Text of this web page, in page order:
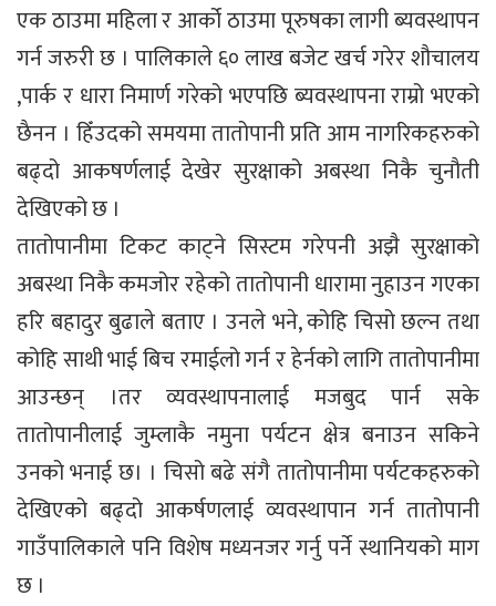
एक ठाउमा महिला र आर्को ठाउमा पूरुषका लागी ब्यवस्थापन
गर्न जरुरी छ । पालिकाले ६० लाख बजेट खर्च गरेर शौचालय
,पार्क र धारा निमार्ण गरेको भएपछि ब्यवस्थापना राम्रो भएको
छैनन । हिँउदको समयमा तातोपानी प्रति आम नागरिकहरुको
बढ्दो आकषर्णलाई देखेर सुरक्षाको अबस्था निकै चुनौती
देखिएको छ ।
तातोपानीमा टिकट काट्ने सिस्टम गरेपनी अझै सुरक्षाको
अबस्था निकै कमजोर रहेको तातोपानी धारामा नुहाउन गएका
हरि बहादुर बुढाले बताए । उनले भने, कोहि चिसो छल्न तथा
कोहि साथी भाई बिच रमाईलो गर्न र हेर्नको लागि तातोपानीमा
आउन्छन् ।तर व्यवस्थापनालाई मजबुद पार्न सके
तातोपानीलाई जुम्लाकै नमुना पर्यटन क्षेत्र बनाउन सकिने
उनको भनाई छ। । चिसो बढे संगै तातोपानीमा पर्यटकहरुको
देखिएको बढ्दो आकर्षणलाई व्यवस्थापान गर्न तातोपानी
गाउँपालिकाले पनि विशेष मध्यनजर गर्नु पर्ने स्थानियको माग
छ ।